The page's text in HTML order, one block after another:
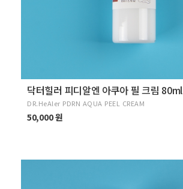
닥터힐러 피디알엔 아쿠아 필 크림 80ml
DR.HeAler PDRN AQUA PEEL CREAM
50,000 원